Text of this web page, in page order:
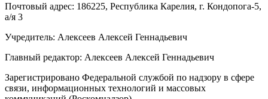
Почтовый адрес: 186225, Республика Карелия, г. Кондопога-5,
а/я 3
Учредитель: Алексеев Алексей Геннадьевич
Главный редактор: Алексеев Алексей Геннадьевич
Зарегистрировано Федеральной службой по надзору в сфере
связи, информационных технологий и массовых